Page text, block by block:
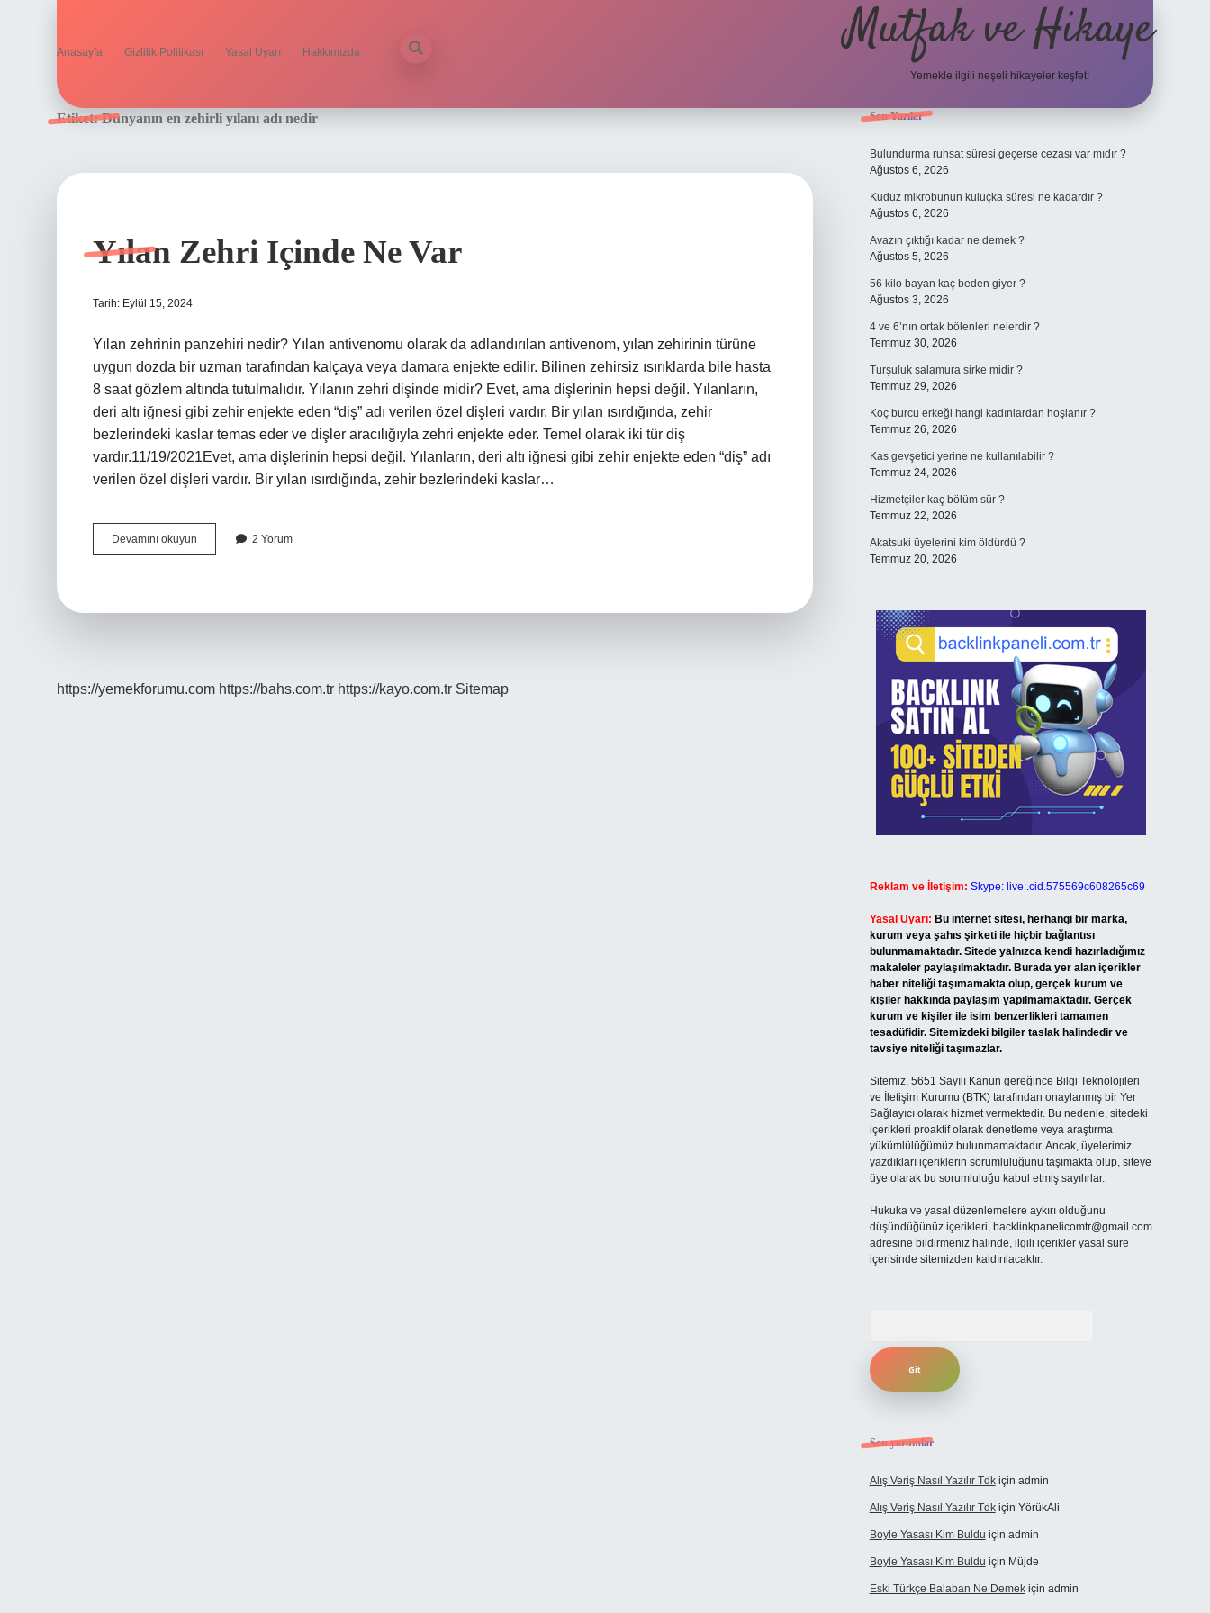
Anasayfa Gizlilik Politikası Yasal Uyarı Hakkımızda Mutfak ve Hikaye
Yemekle ilgili neşeli hikayeler keşfet!
Etiket:Dünyanın en zehirli yılanı adı nedir
Yılan Zehri Içinde Ne Var
Tarih: Eylül 15, 2024
Yılan zehrinin panzehiri nedir? Yılan antivenomu olarak da adlandırılan antivenom, yılan zehirinin türüne
uygun dozda bir uzman tarafından kalçaya veya damara enjekte edilir. Bilinen zehirsiz ısırıklarda bile hasta
8 saat gözlem altında tutulmalıdır. Yılanın zehri dişinde midir? Evet, ama dişlerinin hepsi değil. Yılanların,
deri altı iğnesi gibi zehir enjekte eden “diş” adı verilen özel dişleri vardır. Bir yılan ısırdığında, zehir
bezlerindeki kaslar temas eder ve dişler aracılığıyla zehri enjekte eder. Temel olarak iki tür diş
vardır.11/19/2021Evet, ama dişlerinin hepsi değil. Yılanların, deri altı iğnesi gibi zehir enjekte eden “diş” adı
verilen özel dişleri vardır. Bir yılan ısırdığında, zehir bezlerindeki kaslar…
Devamını okuyun
Zehri
2 Yorum
https://yemekforumu.com https://bahs.com.tr https://kayo.com.tr Sitemap
Sidebar
Son Yazılar
Bulundurma ruhsat süresi geçerse cezası var mıdır ?
Ağustos 6, 2026
Kuduz mikrobunun kuluçka süresi ne kadardır ?
Ağustos 6, 2026
Avazın çıktığı kadar ne demek ?
Ağustos 5, 2026
56 kilo bayan kaç beden giyer ?
Ağustos 3, 2026
4 ve 6’nın ortak bölenleri nelerdir ?
Temmuz 30, 2026
Turşuluk salamura sirke midir ?
Temmuz 29, 2026
Koç burcu erkeği hangi kadınlardan hoşlanır ?
Temmuz 26, 2026
Kas gevşetici yerine ne kullanılabilir ?
Temmuz 24, 2026
Hizmetçiler kaç bölüm sür ?
Temmuz 22, 2026
Akatsuki üyelerini kim öldürdü ?
Temmuz 20, 2026
Reklam ve İletişim: Skype: live:.cid.575569c608265c69
Yasal Uyarı: Bu internet sitesi, herhangi bir marka,
kurum veya şahıs şirketi ile hiçbir bağlantısı
bulunmamaktadır. Sitede yalnızca kendi hazırladığımız
makaleler paylaşılmaktadır. Burada yer alan içerikler
haber niteliği taşımamakta olup, gerçek kurum ve
kişiler hakkında paylaşım yapılmamaktadır. Gerçek
kurum ve kişiler ile isim benzerlikleri tamamen
tesadüfidir. Sitemizdeki bilgiler taslak halindedir ve
tavsiye niteliği taşımazlar.
Sitemiz, 5651 Sayılı Kanun gereğince Bilgi Teknolojileri
ve İletişim Kurumu (BTK) tarafından onaylanmış bir Yer
Sağlayıcı olarak hizmet vermektedir. Bu nedenle, sitedeki
içerikleri proaktif olarak denetleme veya araştırma
yükümlülüğümüz bulunmamaktadır. Ancak, üyelerimiz
yazdıkları içeriklerin sorumluluğunu taşımakta olup, siteye
üye olarak bu sorumluluğu kabul etmiş sayılırlar.
Hukuka ve yasal düzenlemelere aykırı olduğunu
düşündüğünüz içerikleri, backlinkpanelicomtr@gmail.com
adresine bildirmeniz halinde, ilgili içerikler yasal süre
içerisinde sitemizden kaldırılacaktır.
Son yorumlar
Alış Veriş Nasıl Yazılır Tdkiçin admin
Alış Veriş Nasıl Yazılır Tdkiçin YörükAli
Boyle Yasası Kim Buldu için admin
Boyle Yasası Kim Buldu için Müjde
Eski Türkçe Balaban Ne Demekiçin admin